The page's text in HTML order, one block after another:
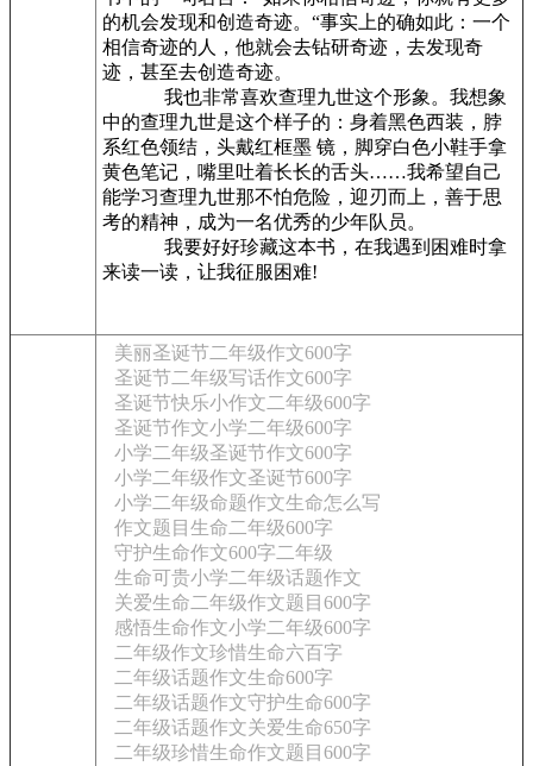
的机会发现和创造奇迹。“事实上的确如此：一个
相信奇迹的人，他就会去钻研奇迹，去发现奇
迹，甚至去创造奇迹。
我也非常喜欢查理九世这个形象。我想象
中的查理九世是这个样子的：身着黑色西装，脖
系红色领结，头戴红框墨 镜，脚穿白色小鞋手拿
黄色笔记，嘴里吐着长长的舌头……我希望自己
能学习查理九世那不怕危险，迎刃而上，善于思
考的精神，成为一名优秀的少年队员。
我要好好珍藏这本书，在我遇到困难时拿
来读一读，让我征服困难!
美丽圣诞节二年级作文600字
圣诞节二年级写话作文600字
圣诞节快乐小作文二年级600字
圣诞节作文小学二年级600字
小学二年级圣诞节作文600字
小学二年级作文圣诞节600字
小学二年级命题作文生命怎么写
作文题目生命二年级600字
守护生命作文600字二年级
生命可贵小学二年级话题作文
关爱生命二年级作文题目600字
感悟生命作文小学二年级600字
二年级作文珍惜生命六百字
二年级话题作文生命600字
二年级话题作文守护生命600字
二年级话题作文关爱生命650字
二年级珍惜生命作文题目600字